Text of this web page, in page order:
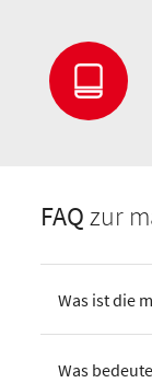
FAQzur
Was ist die
Was